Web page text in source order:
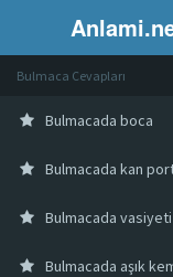
Bulmaca Cevapları
Bulmacada boca
Bulmacada kan
Bulmacada
Bulmacada aşık